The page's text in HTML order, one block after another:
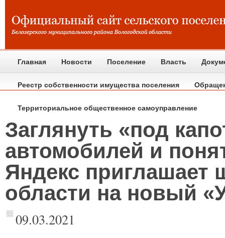
Главная Новости Поселение Власть
Реестр собственности имущества поселения
Территориальное общественное самоуправление
Заглянуть «под
автомобилей и
Яндекс приглашает
области на новый
09.03.2021